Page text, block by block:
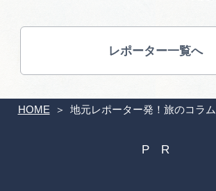
HOME 地元レポーター発！旅のコラム
レポーター一覧へ